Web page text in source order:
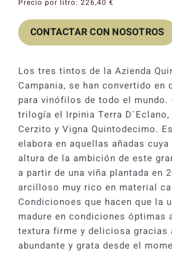
Precio por litro: 226,40 €
CONTACTAR CON NOSOTROS
Los tres tintos de la Azienda
Campania, se han convertido en
para vinófilos de todo el mundo.
trilogía el Irpinia Terra D´Eclano,
Cerzito y Vigna Quintodecimo.
elabora en aquellas añadas
altura de la ambición de este
a partir de una viña plantada en
arcilloso muy rico en material
Condicionoes que hacen que la
madure en condiciones óptimas
textura firme y deliciosa gracias
abundante y grata desde el